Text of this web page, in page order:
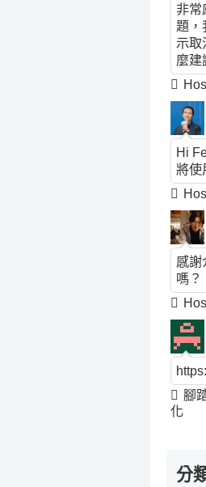
非常
題，
示取
麼建
Hi
將使
感謝
嗎？
腳
化
分